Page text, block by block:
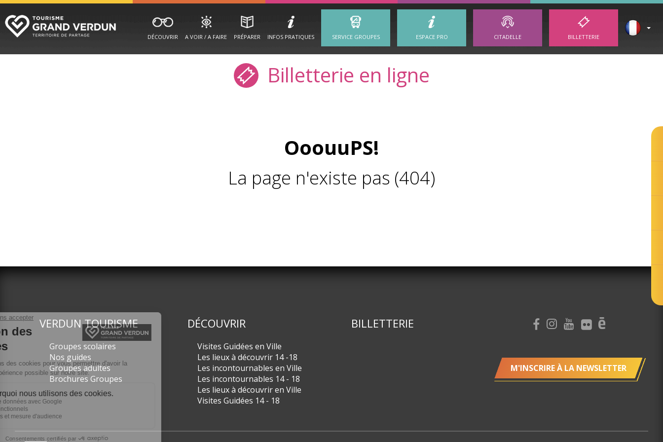
DÉCOUVRIR A VOIR / A FAIRE PRÉPARER INFOS PRATIQUES SERVICE GROUPES ESPACE PRO CITADELLE BILLETTERIE
Billetterie en ligne
OoouuPS!
La page n'existe pas (404)
VERDUN TOURISME
Groupes scolaires
Nos guides
Groupes adultes
Brochures Groupes
DÉCOUVRIR
Visites Guidées en Ville
Les lieux à découvrir 14 -18
Les incontournables en Ville
Les incontournables 14 - 18
Les lieux à découvrir en Ville
Visites Guidées 14 - 18
BILLETTERIE
M'INSCRIRE À LA NEWSLETTER